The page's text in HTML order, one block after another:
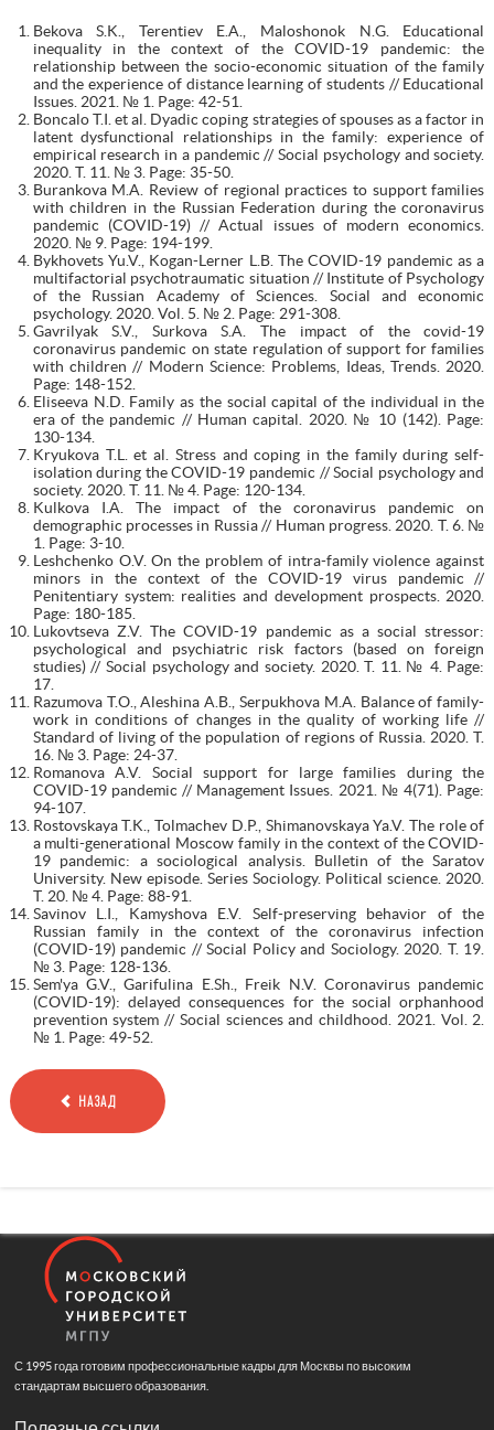
Bekova S.K., Terentiev E.A., Maloshonok N.G. Educational
inequality in the context of the COVID-19 pandemic: the
relationship between the socio-economic situation of the family
and the experience of distance learning of students // Educational
Issues. 2021. № 1. Page: 42-51.
Boncalo T.I. et al. Dyadic coping strategies of spouses as a factor in
latent dysfunctional relationships in the family: experience of
empirical research in a pandemic // Social psychology and society.
2020. T. 11. № 3. Page: 35-50.
Burankova M.A. Review of regional practices to support families
with children in the Russian Federation during the coronavirus
pandemic (COVID-19) // Actual issues of modern economics.
2020. № 9. Page: 194-199.
Bykhovets Yu.V., Kogan-Lerner L.B. The COVID-19 pandemic as a
multifactorial psychotraumatic situation // Institute of Psychology
of the Russian Academy of Sciences. Social and economic
psychology. 2020. Vol. 5. № 2. Page: 291-308.
Gavrilyak S.V., Surkova S.A. The impact of the covid-19
coronavirus pandemic on state regulation of support for families
with children // Modern Science: Problems, Ideas, Trends. 2020.
Page: 148-152.
Eliseeva N.D. Family as the social capital of the individual in the
era of the pandemic // Human capital. 2020. № 10 (142). Page:
130-134.
Kryukova T.L. et al. Stress and coping in the family during self-
isolation during the COVID-19 pandemic // Social psychology and
society. 2020. T. 11. № 4. Page: 120-134.
Kulkova I.A. The impact of the coronavirus pandemic on
demographic processes in Russia // Human progress. 2020. T. 6. №
1. Page: 3-10.
Leshchenko O.V. On the problem of intra-family violence against
minors in the context of the COVID-19 virus pandemic //
Penitentiary system: realities and development prospects. 2020.
Page: 180-185.
Lukovtseva Z.V. The COVID-19 pandemic as a social stressor:
psychological and psychiatric risk factors (based on foreign
studies) // Social psychology and society. 2020. T. 11. № 4. Page:
17.
Razumova T.O., Aleshina A.B., Serpukhova M.A. Balance of family-
work in conditions of changes in the quality of working life //
Standard of living of the population of regions of Russia. 2020. T.
16. № 3. Page: 24-37.
Romanova A.V. Social support for large families during the
COVID-19 pandemic // Management Issues. 2021. № 4(71). Page:
94-107.
Rostovskaya T.K., Tolmachev D.P., Shimanovskaya Ya.V. The role of
a multi-generational Moscow family in the context of the COVID-
19 pandemic: a sociological analysis. Bulletin of the Saratov
University. New episode. Series Sociology. Political science. 2020.
T. 20. № 4. Page: 88-91.
Savinov L.I., Kamyshova E.V. Self-preserving behavior of the
Russian family in the context of the coronavirus infection
(COVID-19) pandemic // Social Policy and Sociology. 2020. T. 19.
№ 3. Page: 128-136.
Sem'ya G.V., Garifulina E.Sh., Freik N.V. Coronavirus pandemic
(COVID-19): delayed consequences for the social orphanhood
prevention system // Social sciences and childhood. 2021. Vol. 2.
№ 1. Page: 49-52.
НАЗАД
С 1995 года готовим профессиональные кадры для Москвы по высоким
стандартам высшего образования.